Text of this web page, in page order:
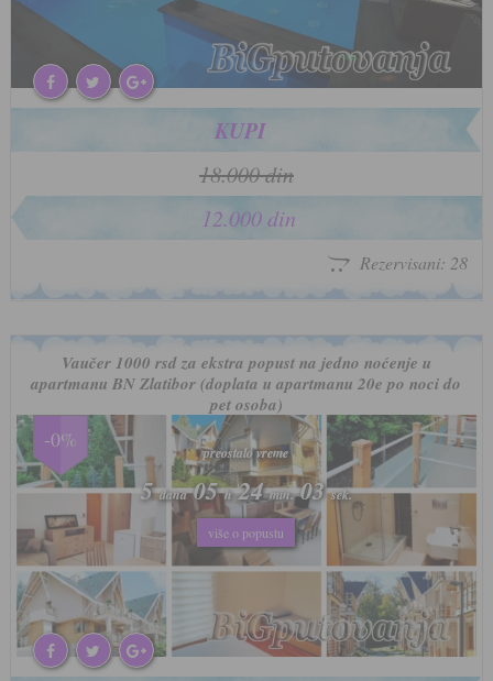
KUPI
18.000 din
12.000 din
Rezervisani: 28
Vaučer 1000 rsd za ekstra popust na jedno noćenje u
apartmanu BN Zlatibor (doplata u apartmanu 20e po noci do
pet osoba)
-0%
preostalo vreme
5dana 05h 24min. 00sek.
više o popustu
preostalo vreme
5dana 05h 24min. 00sek.
više o popustu